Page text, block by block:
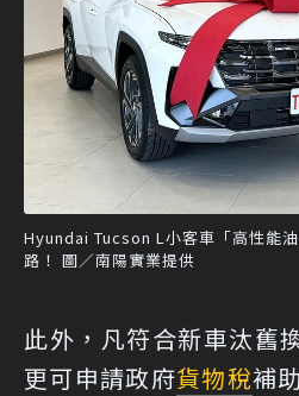
Hyundai Tucson L小客車「高性能
路！ 圖／南陽實業提供
此外，凡符合新車汰舊
更可申請政府貨物稅補